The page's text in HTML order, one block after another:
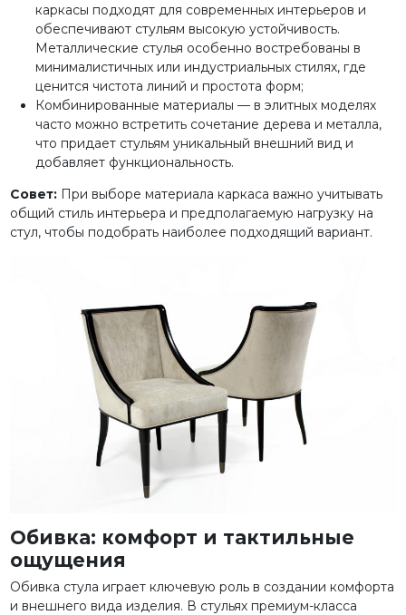
каркасы подходят для современных интерьеров и
обеспечивают стульям высокую устойчивость.
Металлические стулья особенно востребованы в
минималистичных или индустриальных стилях, где
ценится чистота линий и простота форм;
Комбинированные материалы — в элитных моделях
часто можно встретить сочетание дерева и металла,
что придает стульям уникальный внешний вид и
добавляет функциональность.
Совет:При выборе материала каркаса важно учитывать
общий стиль интерьера и предполагаемую нагрузку на
стул, чтобы подобрать наиболее подходящий вариант.
Обивка: комфорт и тактильные
ощущения
Обивка стула играет ключевую роль в создании комфорта
и внешнего вида изделия. В стульях премиум-класса